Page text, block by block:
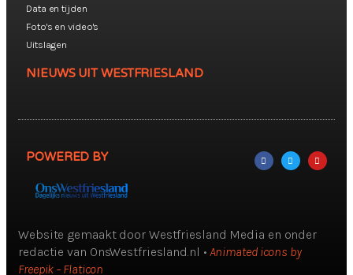
Data en tijden
Foto's en video's
Uitslagen
NIEUWS UIT WESTFRIESLAND
POWERED BY
Website gemaakt door Westfriesland Media en onder
redactie van OnsWestfriesland.nl • Animated icons by
Freepik – Flaticon